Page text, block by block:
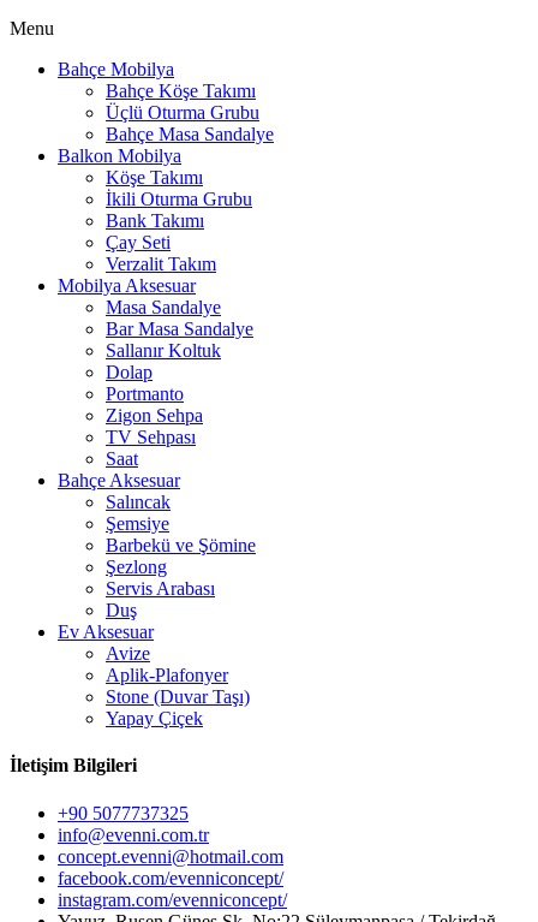
Menu
Bahçe Mobilya
Bahçe Köşe Takımı
Üçlü Oturma Grubu
Bahçe Masa Sandalye
Balkon Mobilya
Köşe Takımı
İkili Oturma Grubu
Bank Takımı
Çay Seti
Verzalit Takım
Mobilya Aksesuar
Masa Sandalye
Bar Masa Sandalye
Sallanır Koltuk
Dolap
Portmanto
Zigon Sehpa
TV Sehpası
Saat
Bahçe Aksesuar
Salıncak
Şemsiye
Barbekü ve Şömine
Şezlong
Servis Arabası
Duş
Ev Aksesuar
Avize
Aplik-Plafonyer
Stone (Duvar Taşı)
Yapay Çiçek
İletişim Bilgileri
+90 5077737325
info@evenni.com.tr
concept.evenni@hotmail.com
facebook.com/evenniconcept/
instagram.com/evenniconcept/